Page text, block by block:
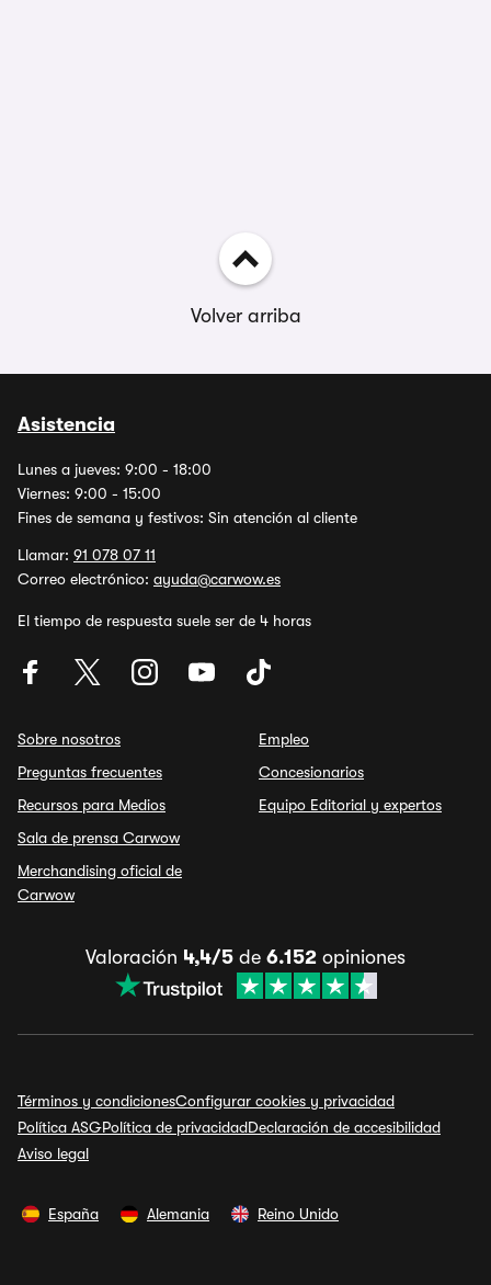
Volver arriba
Asistencia
Lunes a jueves: 9:00 - 18:00
Viernes: 9:00 - 15:00
Fines de semana y festivos: Sin atención al cliente
Llamar: 91 078 07 11
Correo electrónico: ayuda@carwow.es
El tiempo de respuesta suele ser de 4 horas
Sobre nosotros
Preguntas frecuentes
Recursos para Medios
Sala de prensa Carwow
Merchandising oficial de
Carwow
Empleo
Concesionarios
Equipo Editorial y expertos
Valoración 4,4/5 de 6.152 opiniones
Términos y condicionesConfigurar cookies y privacidad
Política ASGPolítica de privacidadDeclaración de accesibilidad
Aviso legal
España Alemania Reino Unido